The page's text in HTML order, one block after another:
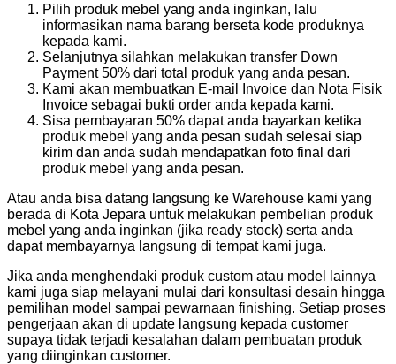
Pilih produk mebel yang anda inginkan, lalu
informasikan nama barang berseta kode produknya
kepada kami.
Selanjutnya silahkan melakukan transfer Down
Payment 50% dari total produk yang anda pesan.
Kami akan membuatkan E-mail Invoice dan Nota Fisik
Invoice sebagai bukti order anda kepada kami.
Sisa pembayaran 50% dapat anda bayarkan ketika
produk mebel yang anda pesan sudah selesai siap
kirim dan anda sudah mendapatkan foto final dari
produk mebel yang anda pesan.
Atau anda bisa datang langsung ke Warehouse kami yang
berada di Kota Jepara untuk melakukan pembelian produk
mebel yang anda inginkan (jika ready stock) serta anda
dapat membayarnya langsung di tempat kami juga.
Jika anda menghendaki produk custom atau model lainnya
kami juga siap melayani mulai dari konsultasi desain hingga
pemilihan model sampai pewarnaan finishing. Setiap proses
pengerjaan akan di update langsung kepada customer
supaya tidak terjadi kesalahan dalam pembuatan produk
yang diinginkan customer.